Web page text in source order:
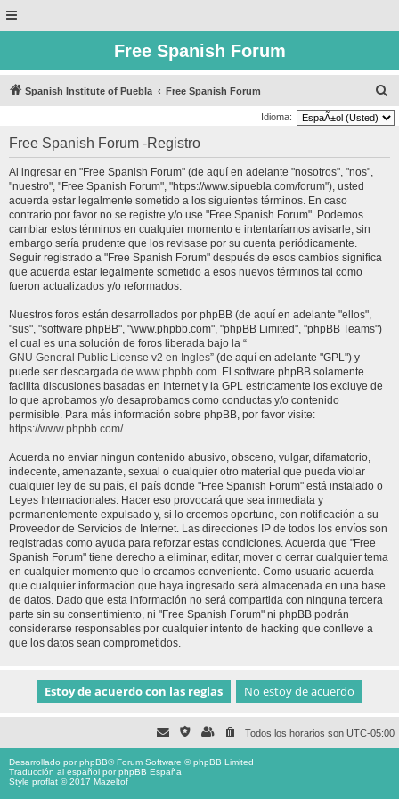
Free Spanish Forum
Spanish Institute of Puebla Free Spanish Forum
u
Idioma:
Free Spanish Forum -Registro
Al ingresar en "Free Spanish Forum" (de aquí en adelante "nosotros", "nos",
"nuestro", "Free Spanish Forum", "https://www.sipuebla.com/forum"), usted
acuerda estar legalmente sometido a los siguientes términos. En caso
contrario por favor no se registre y/o use "Free Spanish Forum". Podemos
cambiar estos términos en cualquier momento e intentaríamos avisarle, sin
embargo sería prudente que los revisase por su cuenta periódicamente.
Seguir registrado a "Free Spanish Forum" después de esos cambios significa
que acuerda estar legalmente sometido a esos nuevos términos tal como
fueron actualizados y/o reformados.
Nuestros foros están desarrollados por phpBB (de aquí en adelante "ellos",
"sus", "software phpBB", "www.phpbb.com", "phpBB Limited", "phpBB Teams")
el cual es una solución de foros liberada bajo la “
GNU General Public License v2 en Ingles” (de aquí en adelante "GPL") y
puede ser descargada de www.phpbb.com. El software phpBB solamente
facilita discusiones basadas en Internet y la GPL estrictamente los excluye de
lo que aprobamos y/o desaprobamos como conductas y/o contenido
permisible. Para más información sobre phpBB, por favor visite:
https://www.phpbb.com/.
Acuerda no enviar ningun contenido abusivo, obsceno, vulgar, difamatorio,
indecente, amenazante, sexual o cualquier otro material que pueda violar
cualquier ley de su país, el país donde "Free Spanish Forum" está instalado o
Leyes Internacionales. Hacer eso provocará que sea inmediata y
permanentemente expulsado y, si lo creemos oportuno, con notificación a su
Proveedor de Servicios de Internet. Las direcciones IP de todos los envíos son
registradas como ayuda para reforzar estas condiciones. Acuerda que "Free
Spanish Forum" tiene derecho a eliminar, editar, mover o cerrar cualquier tema
en cualquier momento que lo creamos conveniente. Como usuario acuerda
que cualquier información que haya ingresado será almacenada en una base
de datos. Dado que esta información no será compartida con ninguna tercera
parte sin su consentimiento, ni "Free Spanish Forum" ni phpBB podrán
considerarse responsables por cualquier intento de hacking que conlleve a
que los datos sean comprometidos.
Todos los horarios son UTC-05:00
Desarrollado porphpBB® Forum Software © phpBB Limited
Traducción al español porphpBB España
Style proflat © 2017 Mazeltof